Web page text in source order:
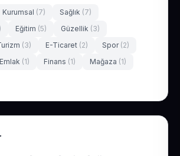
Kurumsal (7) Sağlık (7)
Eğitim (5) Güzellik (3)
(3) E-Ticaret (2) Spor (2)
Emlak (1) Finans (1) Mağaza (1)